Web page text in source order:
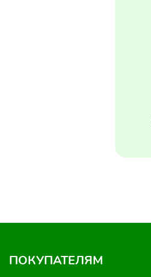
ПОКУПАТЕЛЯМ